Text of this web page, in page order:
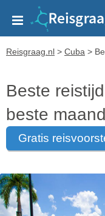
Reisgraag.nl > Cuba >
Beste
beste maand
gratis